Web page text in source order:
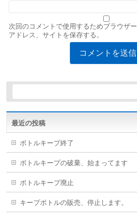
次回のコメントで使用するためブラウザ
アドレス、サイトを保存する。
最近の投稿
ボトルキープ終了
ボトルキープの破棄、始まってます
ボトルキープ廃止
キープボトルの販売、停止します。